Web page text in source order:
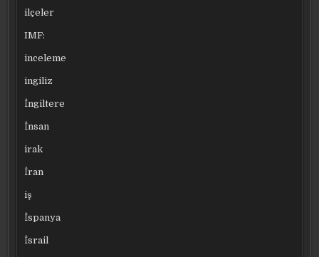
ilçeler
IMF:
inceleme
ingiliz
İngiltere
İnsan
irak
İran
iş
İspanya
İsrail